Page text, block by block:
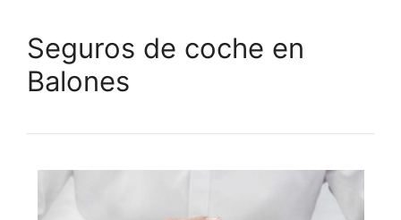
Seguros de coche en
Balones